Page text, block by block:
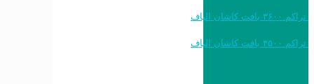
خرید به قیمت فرش ماشینی ۱۲۰۰ شانه تراکم ۳۶۰۰ بافت کاشان الیاف
خرید به قیمت فرش ماشینی ۱۵۰۰ شانه تراکم ۴۵۰۰ بافت کاشان الیاف